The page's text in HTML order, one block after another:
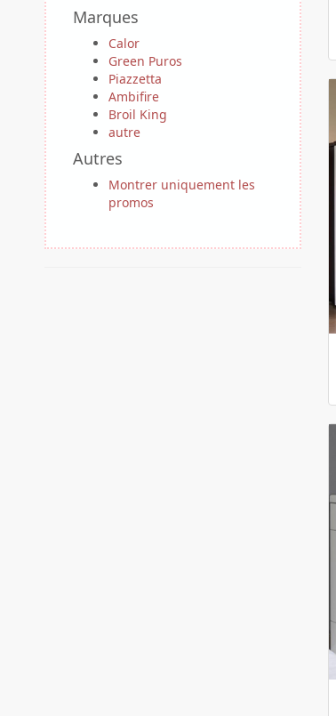
Marques
Calor
Green Puros
Piazzetta
Ambifire
Broil King
autre
Autres
Montrer uniquement les
promos